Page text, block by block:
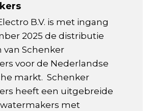
B.V. is met ingang
2025 de distributie
van Schenker
voor de Nederlandse
markt. Schenker
heeft een uitgebreide
met